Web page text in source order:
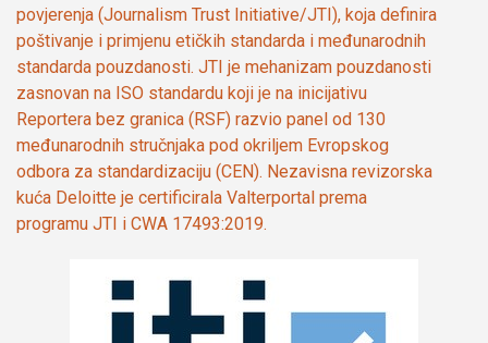
povjerenja (Journalism Trust Initiative/JTI), koja definira
poštivanje i primjenu etičkih standarda i međunarodnih
standarda pouzdanosti. JTI je mehanizam pouzdanosti
zasnovan na ISO standardu koji je na inicijativu
Reportera bez granica (RSF) razvio panel od 130
međunarodnih stručnjaka pod okriljem Evropskog
odbora za standardizaciju (CEN). Nezavisna revizorska
kuća Deloitte je certificirala Valterportal prema
programu JTI i CWA 17493:2019.